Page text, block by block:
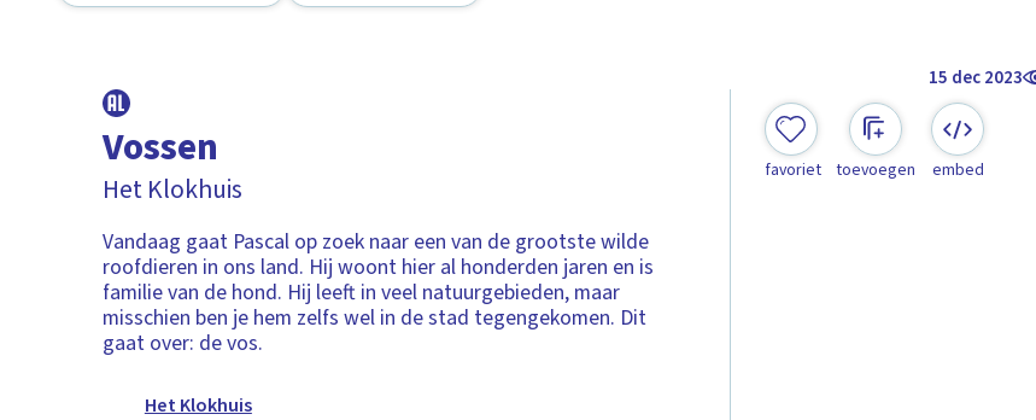
15 dec 2023
Vossen
Het Klokhuis
Vandaag gaat Pascal op zoek naar een van de grootste wilde
roofdieren in ons land. Hij woont hier al honderden jaren en is
familie van de hond. Hij leeft in veel natuurgebieden, maar
misschien ben je hem zelfs wel in de stad tegengekomen. Dit
gaat over: de vos.
Het Klokhuis
favoriet toevoegen embed